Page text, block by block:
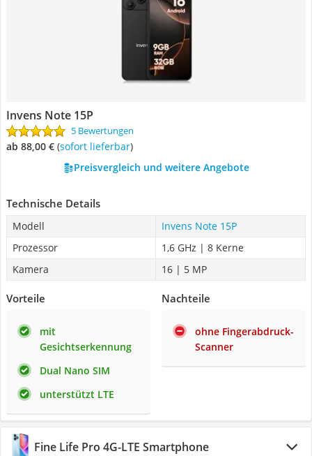
Invens Note 15P
5 Bewertungen
ab 88,00 € ( Sofort lieferbar)
Preisvergleich und weitere Angebote
Technische Details
Modell
Invens Note 15P
Prozessor
1,6 GHz | 8 Kerne
Kamera
16 | 5 MP
Vorteile
mit
Gesichtserkennung
Dual Nano SIM
unterstützt LTE
Nachteile
ohne Fingerabdruck-
Scanner
Fine Life Pro 4G-LTE Smartphone